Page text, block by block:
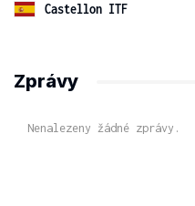
Castellon ITF
Zprávy
Nenalezeny žádné zprávy.